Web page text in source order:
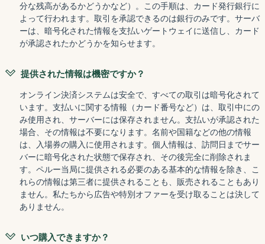
分な残高があるかどうかなど）。この手順は、カード発行銀行に
よって行われます。取引を承認できるのは銀行のみです。サーバ
ーは、暗号化された情報を支払いゲートウェイに送信し、カード
が承認されたかどうかを知らせます。
提供された情報は機密ですか？
オンライン決済システムは安全で、すべての取引は暗号化されて
います。支払いに関する情報（カード番号など）は、取引中にの
み使用され、サーバーには保存されません。支払いが承認された
場合、その情報は不要になります。名前や国籍などの他の情報
は、入場券の購入に使用されます。個人情報は、訪問日までサー
バーに暗号化された状態で保存され、その後完全に削除されま
す。ペルー当局に提供される必要のある基本的な情報を除き、こ
れらの情報は第三者に提供されることも、販売されることもあり
ません。私たちから広告や特別オファーを受け取ることは決して
ありません。
いつ購入できますか？